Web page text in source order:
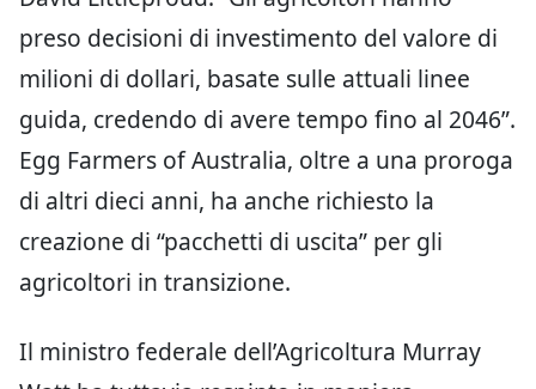
preso decisioni di investimento del valore di
milioni di dollari, basate sulle attuali linee
guida, credendo di avere tempo fino al 2046”.
Egg Farmers of Australia, oltre a una proroga
di altri dieci anni, ha anche richiesto la
creazione di “pacchetti di uscita” per gli
agricoltori in transizione.
Il ministro federale dell’Agricoltura Murray